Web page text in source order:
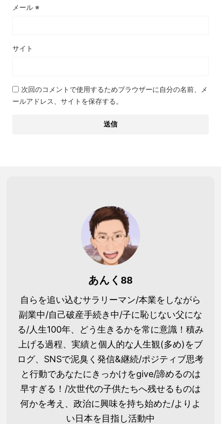
メール ※
サイト
次回のコメントで使用するためブラウザーに自分の名前、メ
ールアドレス、サイトを保存する。
あんく88
自らを追い込むサラリーマン/本業をしながら
副業中/自己破産手続き中/子に恥じない父にな
る/人生100年、どう生きるかを常に意識！積み
上げる過程、実績と個人的な人生観(多め)をブ
ログ、SNSで泥臭く発信&継続/ポジティブ思考
と行動であなたにきっかけをgive/諦めるのは
早すぎる！/次世代の子供たちへ残せるものは
何かを考え、政治に興味を持ち始めた/よりよ
い日本を目指し活動中